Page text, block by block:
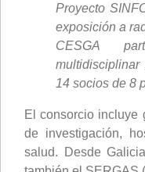
Proyecto
exposición a
CESGA
14 socios de 8
El consorcio incluye
de investigación,
salud. Desde